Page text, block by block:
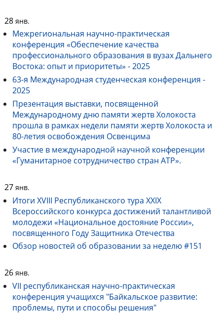
28 янв.
Межрегиональная научно-практическая
конференция «Обеспечение качества
профессионального образования в вузах Дальнего
Востока: опыт и приоритеты» - 2025
63-я Международная студенческая конференция -
2025
Презентация выставки, посвященной
Международному дню памяти жертв Холокоста
прошла в рамках недели памяти жертв Холокоста и
80-летия освобождения Освенцима
Участие в международной научной конференции
«Гуманитарное сотрудничество стран АТР».
27 янв.
Итоги XVIII Республиканского тура XXIX
Всероссийского конкурса достижений талантливой
молодежи «Национальное достояние России»,
посвященного Году Защитника Отечества
Обзор новостей об образовании за неделю #151
26 янв.
VII республиканская научно-практическая
конференция учащихся "Байкальское развитие:
проблемы, пути и способы решения"